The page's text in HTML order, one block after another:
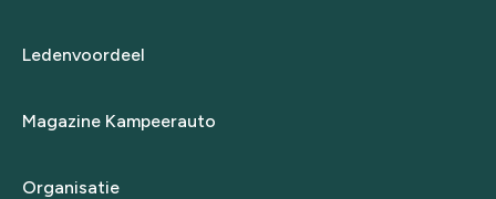
Ledenvoordeel
Magazine Kampeerauto
Organisatie